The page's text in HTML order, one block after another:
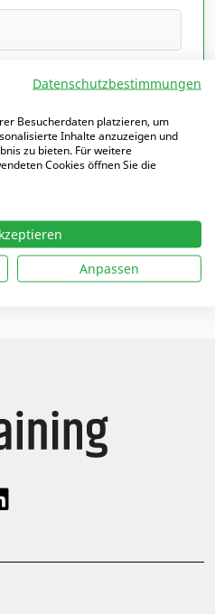
gelesen
einloggen
Datenschutzbestimmungen
Besucherdaten platzieren, um
Inhalte anzuzeigen und
zu bieten. Für weitere
Cookies öffnen Sie die
Anpassen